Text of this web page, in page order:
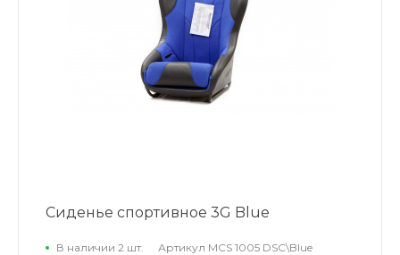
Сиденье спортивное 3G Blue
В наличии 2 шт. Артикул MCS 1005 DSC\Blue